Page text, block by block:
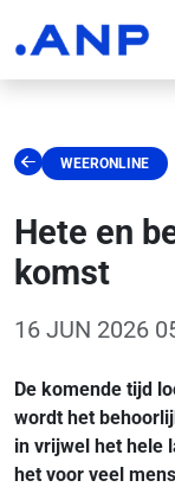
WEERONLINE
Hete en
komst
16 JUN 2026
De komende tijd
wordt het
in vrijwel het hele
het voor veel